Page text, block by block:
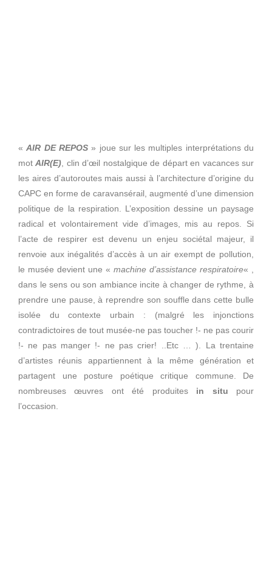
«AIR DE REPOS» joue sur les multiples interprétations du
motAIR(E), clin d’œil nostalgique de départ en vacances sur
les aires d’autoroutes mais aussi à l’architecture d’origine du
CAPC en forme de caravansérail, augmenté d’une dimension
politique de la respiration. L’exposition dessine un paysage
radical et volontairement vide d’images, mis au repos. Si
l’acte de respirer est devenu un enjeu sociétal majeur, il
renvoie aux inégalités d’accès à un air exempt de pollution,
le musée devient une « machine d’assistance respiratoire« ,
dans le sens ou son ambiance incite à changer de rythme, à
prendre une pause, à reprendre son souffle dans cette bulle
isolée du contexte urbain : (malgré les injonctions
contradictoires de tout musée-ne pas toucher !- ne pas courir
!- ne pas manger !- ne pas crier! ..Etc … ). La trentaine
d’artistes réunis appartiennent à la même génération et
partagent une posture poétique critique commune. De
nombreuses œuvres ont été produites in situ pour
l’occasion.